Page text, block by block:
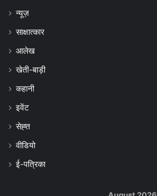
न्यूज़
साक्षात्कार
आलेख
खेती-बाड़ी
कहानी
इवेंट
सेह्त
वीडियो
ई-पत्रिका